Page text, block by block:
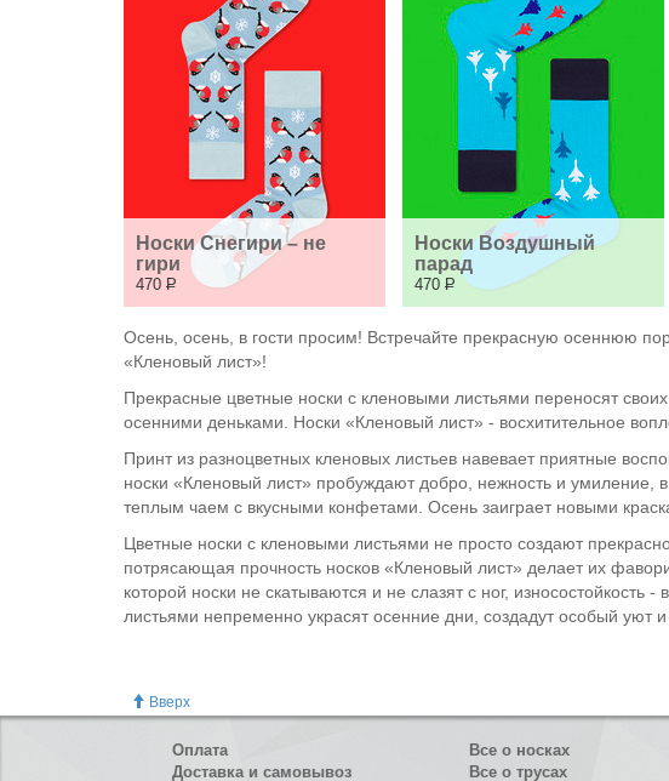
Носки Снегири – не
гири
470 Р
Носки Воздушный
парад
470 Р
Осень, осень, в гости просим! Встречайте прекрасную осеннюю
«Кленовый лист»!
Прекрасные цветные носки с кленовыми листьями переносят
осенними деньками. Носки «Кленовый лист» - восхитительное
Принт из разноцветных кленовых листьев навевает приятные
носки «Кленовый лист» пробуждают добро, нежность и умиление,
теплым чаем с вкусными конфетами. Осень заиграет новыми
Цветные носки с кленовыми листьями не просто создают
потрясающая прочность носков «Кленовый лист» делает их
которой носки не скатываются и не слазят с ног,
листьями непременно украсят осенние дни, создадут особый уют
Вверх
Оплата
Доставка и самовывоз
Все о носках
Все о трусах